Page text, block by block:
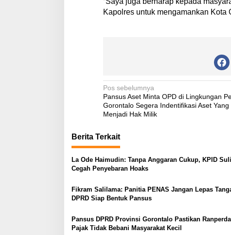
Kapolres untuk mengamankan Kota
N
a
v
i
g
a
s
i
p
o
s
Pos sebelumnya
Pansus Aset Minta OPD di Lingkungan
Gorontalo Segera Indentifikasi Aset Yang
Menjadi Hak Milik
Berita Terkait
La Ode Haimudin: Tanpa Anggaran Cukup, KPID
Cegah Penyebaran Hoaks
Fikram Salilama: Panitia PENAS Jangan Lepas
DPRD Siap Bentuk Pansus
Pansus DPRD Provinsi Gorontalo Pastikan Ranperda
Pajak Tidak Bebani Masyarakat Kecil